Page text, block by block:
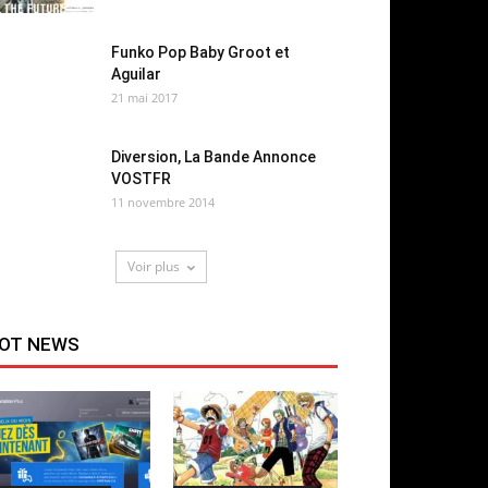
Funko Pop Baby Groot et
Aguilar
21 mai 2017
Diversion, La Bande Annonce
VOSTFR
11 novembre 2014
Voir plus
NEWS